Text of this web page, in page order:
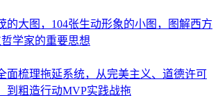
的大图，104张生动形象的小图，图解西方
学家的重要思想
面梳理拖延系统，从完美主义、道德许可
到粗造行动MVP实践战拖